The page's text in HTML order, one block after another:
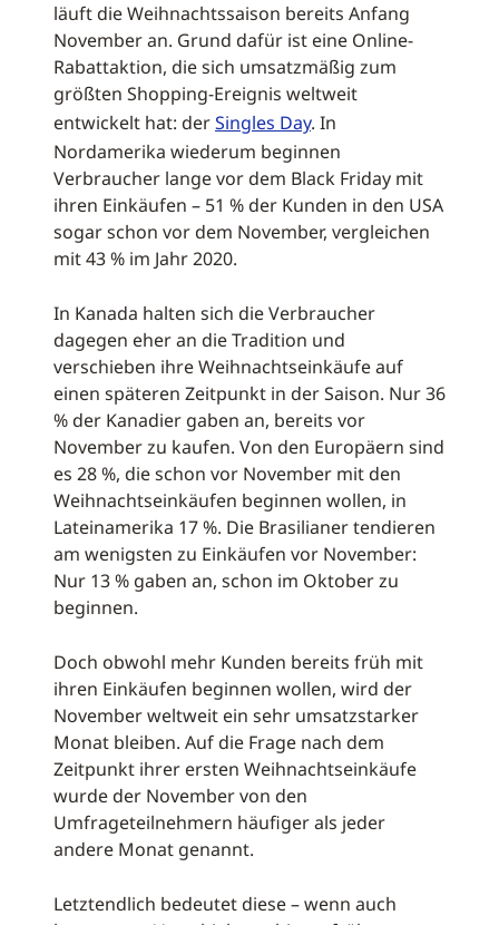
läuft die Weihnachtssaison bereits Anfang
November an. Grund dafür ist eine Online-
Rabattaktion, die sich umsatzmäßig zum
größten Shopping-Ereignis weltweit
entwickelt hat: derSingles Day. In
Nordamerika wiederum beginnen
Verbraucher lange vor dem Black Friday mit
ihren Einkäufen – 51 % der Kunden in den USA
sogar schon vor dem November, vergleichen
mit 43 % im Jahr 2020.
In Kanada halten sich die Verbraucher
dagegen eher an die Tradition und
verschieben ihre Weihnachtseinkäufe auf
einen späteren Zeitpunkt in der Saison. Nur 36
% der Kanadier gaben an, bereits vor
November zu kaufen. Von den Europäern sind
es 28 %, die schon vor November mit den
Weihnachtseinkäufen beginnen wollen, in
Lateinamerika 17 %. Die Brasilianer tendieren
am wenigsten zu Einkäufen vor November:
Nur 13 % gaben an, schon im Oktober zu
beginnen.
Doch obwohl mehr Kunden bereits früh mit
ihren Einkäufen beginnen wollen, wird der
November weltweit ein sehr umsatzstarker
Monat bleiben. Auf die Frage nach dem
Zeitpunkt ihrer ersten Weihnachtseinkäufe
wurde der November von den
Umfrageteilnehmern häufiger als jeder
andere Monat genannt.
Letztendlich bedeutet diese – wenn auch